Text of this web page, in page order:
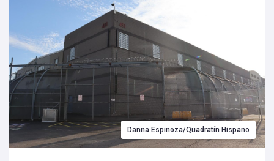
Danna Espinoza/Quadratín Hispano